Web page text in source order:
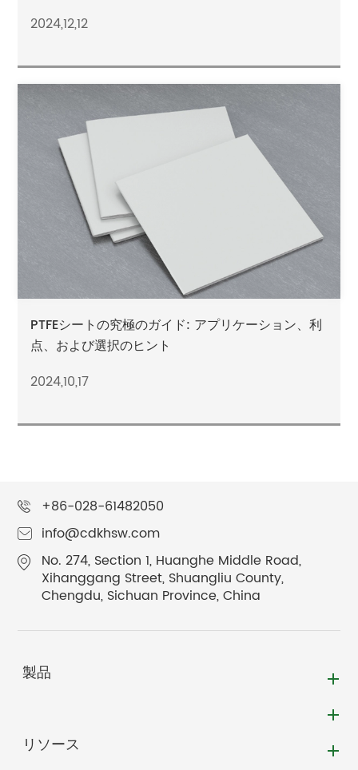
2024,12,12
PTFEシートの究極のガイド: アプリケーション、利
点、および選択のヒント
2024,10,17
+86-028-61482050
info@cdkhsw.com
No. 274, Section 1, Huanghe Middle Road,
Xihanggang Street, Shuangliu County,
Chengdu, Sichuan Province, China
製品
リソース